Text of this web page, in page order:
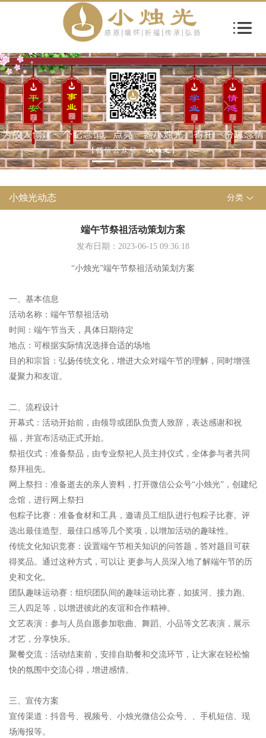
小烛光动态 分类
端午节祭祖活动策划方案
发布日期：2023-06-15 09:36:18
“小烛光”端午节祭祖活动策划方案
一、基本信息
活动名称：端午节祭祖活动
时间：端午节当天，具体日期待定
地点：可根据实际情况选择合适的场地
目的和宗旨：弘扬传统文化，增进大众对端午节的理解，同时增强
凝聚力和友谊。
二、流程设计
开幕式：活动开始前，由领导或团队负责人致辞，表达感谢和祝
福，并宣布活动正式开始。
祭祖仪式：准备祭品，由专业祭祀人员主持仪式，全体参与者共同
祭拜祖先。
网上祭扫：准备逝去的亲人资料，打开微信公众号“小烛光”，创建纪
念馆，进行网上祭扫
包粽子比赛：准备食材和工具，邀请员工组队进行包粽子比赛。评
选出最佳造型、最佳口感等几个奖项，以增加活动的趣味性。
传统文化知识竞赛：设置端午节相关知识的问答题，答对题目可获
得奖品。通过这种方式，可以让 更参与人员深入地了解端午节的历
史和文化。
团队趣味运动赛：组织团队间的趣味运动比赛，如拔河、接力跑、
三人四足等，以增进彼此的友谊和合作精神。
文艺表演：参与人员自愿参加歌曲、舞蹈、小品等文艺表演，展示
才艺，分享快乐。
聚餐交流：活动结束前，安排自助餐和交流环节，让大家在轻松愉
快的氛围中交流心得，增进感情。
三、宣传方案
宣传渠道：抖音号、视频号、小烛光微信公众号、、手机短信、现
场海报等。